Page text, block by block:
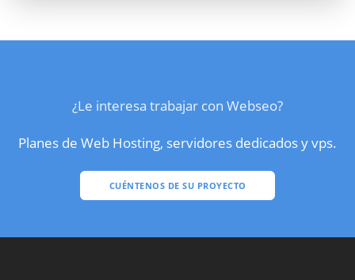
¿Le interesa trabajar con Webseo?
Planes de Web Hosting, servidores dedicados y vps.
CUÉNTENOS DE SU PROYECTO